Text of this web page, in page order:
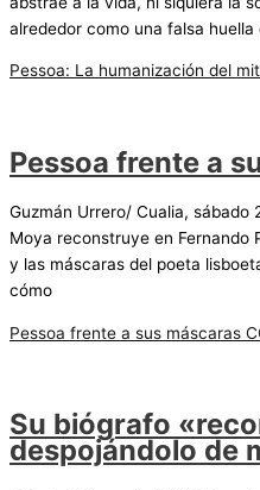
alrededor como una falsa huella
Pessoa: La humanización del
Pessoa frente a
Guzmán Urrero/ Cualia,
Moya reconstruye en Fernando
y las máscaras del poeta
cómo
Pessoa frente a sus máscaras
Su biógrafo
despojándolo de